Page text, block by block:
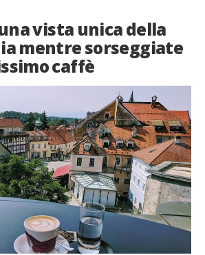
vista unica della
mentre sorseggiate
caffè